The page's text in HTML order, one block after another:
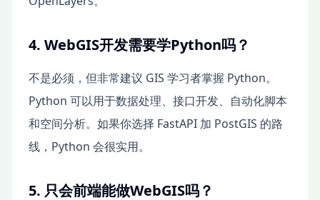
4. WebGIS开发需要学Python吗？
不是必须，但非常建议 GIS 学习者掌握 Python。
Python 可以用于数据处理、接口开发、自动化脚本
和空间分析。如果你选择 FastAPI 加 PostGIS 的路
线，Python 会很实用。
5. 只会前端能做WebGIS吗？